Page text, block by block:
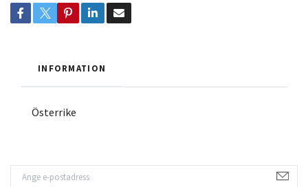
INFORMATION
Österrike